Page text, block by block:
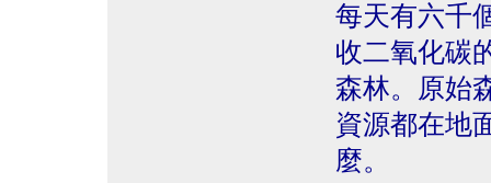
每天有六千
收二氧化碳
森林。原始
資源都在地
麼。